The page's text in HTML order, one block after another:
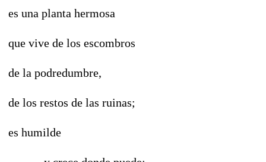
es una planta hermosa
que vive de los escombros
de la podredumbre,
de los restos de las ruinas;
es humilde